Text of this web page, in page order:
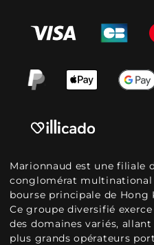
Marionnaud est une filiale
conglomérat multinational
bourse principale de Hong
Ce groupe diversifié
des domaines variés,
plus grands opérateurs